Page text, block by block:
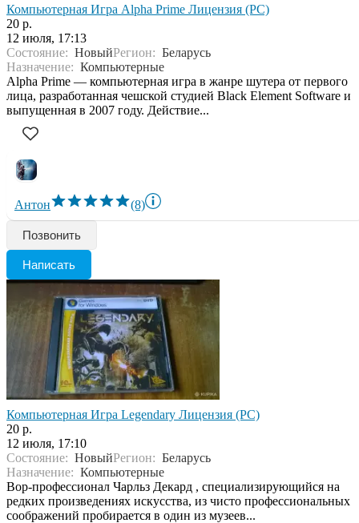
Компьютерная Игра Alpha Prime Лицензия (PC)
20 р.
12 июля, 17:13
Состояние: НовыйРегион: Беларусь
Назначение: Компьютерные
Alpha Prime — компьютерная игра в жанре шутера от первого
лица, разработанная чешской студией Black Element Software и
выпущенная в 2007 году. Действие...
Антон (8)
Позвонить
Написать
Компьютерная Игра Legendary Лицензия (PC)
20 р.
12 июля, 17:10
Состояние: НовыйРегион: Беларусь
Назначение: Компьютерные
Вор-профессионал Чарльз Декард , специализирующийся на
редких произведениях искусства, из чисто профессиональных
соображений пробирается в один из музеев...